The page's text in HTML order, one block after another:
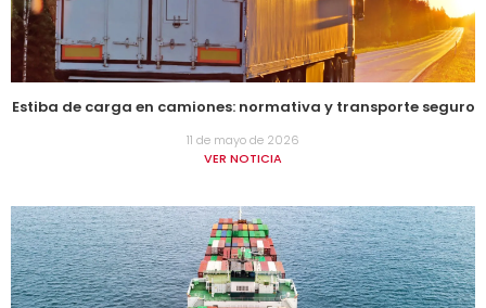
Estiba de carga en camiones: normativa y transporte seguro
11 de mayo de 2026
VER NOTICIA